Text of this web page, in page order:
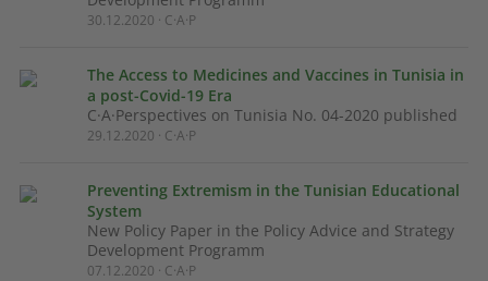
30.12.2020 · C·A·P
The Access to Medicines and Vaccines in Tunisia in
a post-Covid-19 Era
C·A·Perspectives on Tunisia No. 04-2020 published
29.12.2020 · C·A·P
Preventing Extremism in the Tunisian Educational
System
New Policy Paper in the Policy Advice and Strategy
Development Programm
07.12.2020 · C·A·P